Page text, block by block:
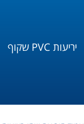
יריעות PVC שקוף